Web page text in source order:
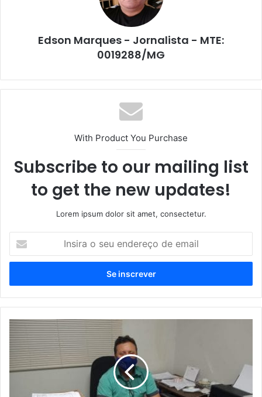
Edson Marques - Jornalista - MTE:
0019288/MG
With Product You Purchase
Subscribe to our mailing list
to get the new updates!
Lorem ipsum dolor sit amet, consectetur.
seu
de
email
Município
deTiros
destaca
no
combate